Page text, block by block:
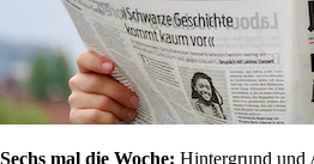
Sechs mal die Woche: Hintergrund und